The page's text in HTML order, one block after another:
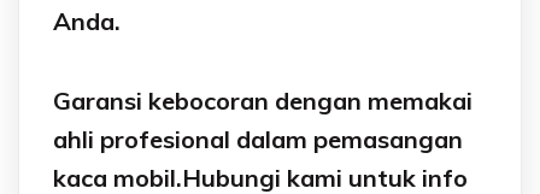
Anda.
Garansi kebocoran dengan memakai
ahli profesional dalam pemasangan
kaca mobil.Hubungi kami untuk info